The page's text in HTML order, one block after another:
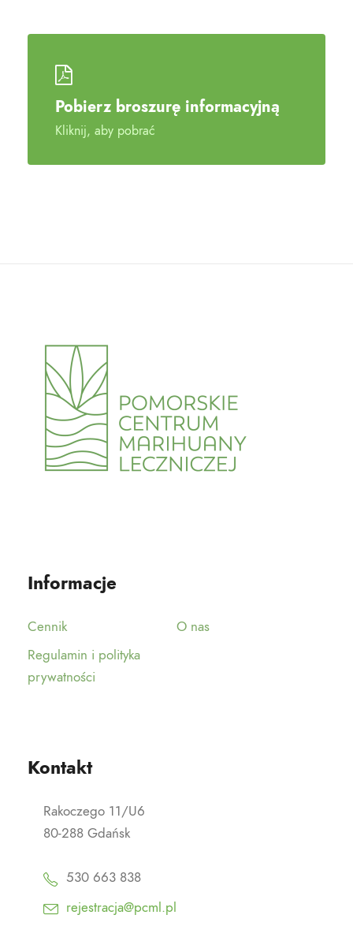
Pobierz broszurę informacyjną
Kliknij, aby pobrać
Informacje
Cennik
O nas
Regulamin i polityka
prywatności
Kontakt
Rakoczego 11/U6
80-288 Gdańsk
530 663 838
rejestracja@pcml.pl